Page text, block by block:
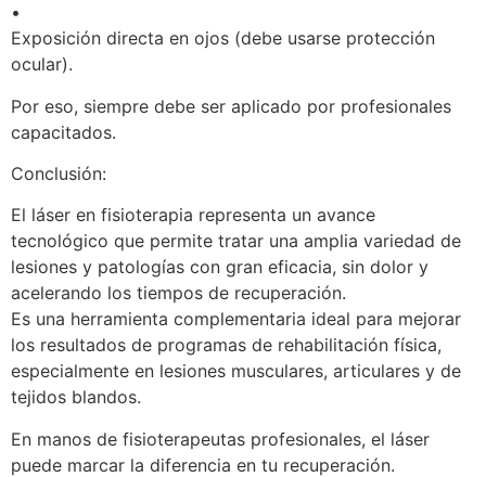
•
Exposición directa en ojos (debe usarse protección
ocular).
Por eso, siempre debe ser aplicado por profesionales
capacitados.
Conclusión:
El láser en fisioterapia representa un avance
tecnológico que permite tratar una amplia variedad de
lesiones y patologías con gran eficacia, sin dolor y
acelerando los tiempos de recuperación.
Es una herramienta complementaria ideal para mejorar
los resultados de programas de rehabilitación física,
especialmente en lesiones musculares, articulares y de
tejidos blandos.
En manos de fisioterapeutas profesionales, el láser
puede marcar la diferencia en tu recuperación.